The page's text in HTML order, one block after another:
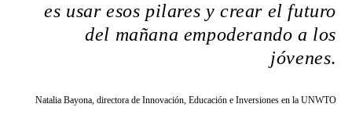
es usar esos pilares y crear el futuro
del mañana empoderando a los
jóvenes.
Natalia Bayona, directora de Innovación, Educación e Inversiones en la UNWTO